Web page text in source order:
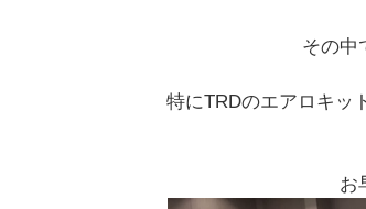
その中
特にTRDのエアロキッ
お